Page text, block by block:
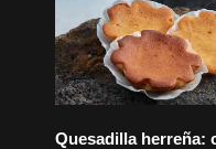
Quesadilla herreña: